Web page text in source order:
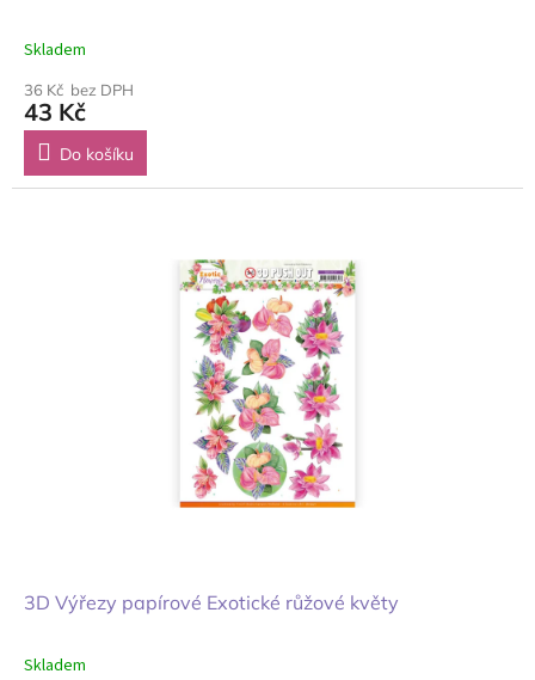
Skladem
36 Kč bez DPH
43 Kč
Do košíku
3D Výřezy papírové Exotické růžové květy
Skladem